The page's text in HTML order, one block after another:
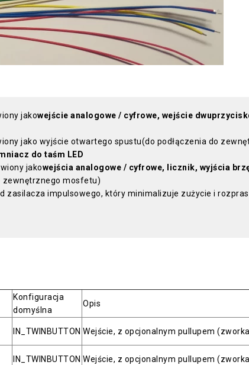
jakowejście analogowe / cyfrowe, wejście
jako wyjście otwartego spustu(do podłączenia do
do taśm LED
jakowejścia analogowe / cyfrowe, licznik, wyjścia
zewnętrznego mosfetu)
zasilacza impulsowego, który minimalizuje zużycie i
Konfiguracja
domyślna
Opis
IN_TWINBUTTON Wejście, z opcjonalnym pullupem
IN_TWINBUTTON Wejście, z opcjonalnym pullupem